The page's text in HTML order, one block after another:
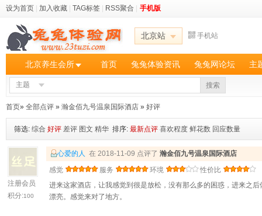
设为首页 加入收藏 TAG标签 RSS聚合 手机版
北京站 手机站
北京养生会所 首页 兔兔体验资讯 兔兔网论坛 主
主题 搜索
首页» 全部点评 » 瀚金佰九号温泉国际酒店 » 好评
筛选: 综合 好评 差评 图文 精华 排序: 最新点评 喜欢程度 鲜花数 回应数量
注册会员
积分:100
心爱的人 在 2018-11-09 点评了 瀚金佰九号温泉国际酒店
感觉
服务 环境
性价比
进来这家酒店，让我感觉到很是放松，没有那么多的困惑，进来之
漂亮。感觉来对了地方。